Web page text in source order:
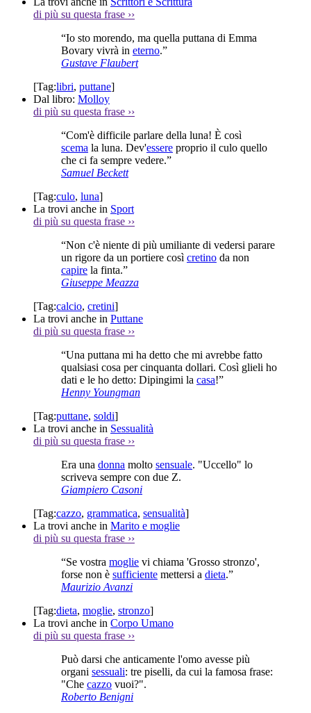
di più su questa frase ››
“Io sto morendo, ma quella puttana di Emma
Bovary vivrà in eterno.”
Gustave Flaubert
[Tag:libri, puttane]
Dal libro: Molloy
di più su questa frase ››
“Com'è difficile parlare della luna! È così
scema la luna. Dev'essere proprio il culo quello
che ci fa sempre vedere.”
Samuel Beckett
[Tag:culo, luna]
La trovi anche in Sport
di più su questa frase ››
“Non c'è niente di più umiliante di vedersi parare
un rigore da un portiere così cretino da non
capire la finta.”
Giuseppe Meazza
[Tag:calcio, cretini]
La trovi anche in Puttane
di più su questa frase ››
“Una puttana mi ha detto che mi avrebbe fatto
qualsiasi cosa per cinquanta dollari. Così glieli ho
dati e le ho detto: Dipingimi la casa!”
Henny Youngman
[Tag:puttane, soldi]
La trovi anche in Sessualità
di più su questa frase ››
Era una donna molto sensuale. "Uccello" lo
scriveva sempre con due Z.
Giampiero Casoni
[Tag:cazzo, grammatica, sensualità]
La trovi anche in Marito e moglie
di più su questa frase ››
“Se vostra moglie vi chiama 'Grosso stronzo',
forse non è sufficiente mettersi a dieta.”
Maurizio Avanzi
[Tag:dieta, moglie, stronzo]
La trovi anche in Corpo Umano
di più su questa frase ››
Può darsi che anticamente l'omo avesse più
organi sessuali: tre piselli, da cui la famosa frase:
"Che cazzo vuoi?".
Roberto Benigni